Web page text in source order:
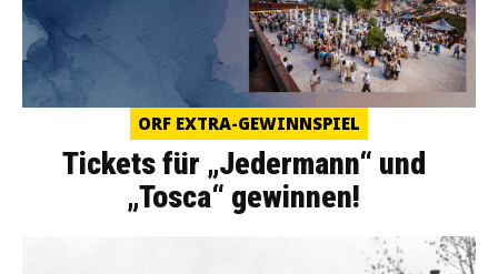
ORF EXTRA-GEWINNSPIEL
Tickets für „Jedermann“ und
„Tosca“ gewinnen!